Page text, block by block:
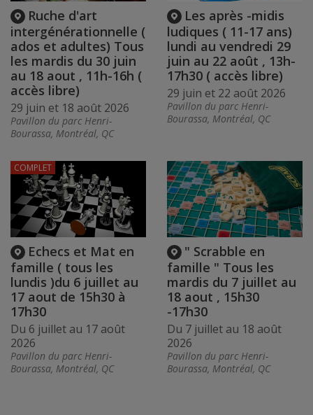
Ruche d'art
intergénérationnelle (
ados et adultes) Tous
les mardis du 30 juin
au 18 aout , 11h-16h (
accès libre)
29 juin et 18 août 2026
Pavillon du parc Henri-
Bourassa, Montréal, QC
Les après -midis
ludiques ( 11-17 ans)
lundi au vendredi 29
juin au 22 août , 13h-
17h30 ( accès libre)
29 juin et 22 août 2026
Pavillon du parc Henri-
Bourassa, Montréal, QC
Echecs et Mat en
famille ( tous les
lundis )du 6 juillet au
17 aout de 15h30 à
17h30
Du 6 juillet au 17 août
2026
Pavillon du parc Henri-
Bourassa, Montréal, QC
COMPLET
" Scrabble en
famille " Tous les
mardis du 7 juillet au
18 aout , 15h30
-17h30
Du 7 juillet au 18 août
2026
Pavillon du parc Henri-
Bourassa, Montréal, QC